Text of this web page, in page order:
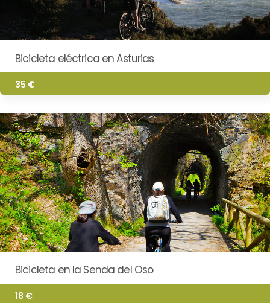
Bicicleta eléctrica en Asturias
35 €
Bicicleta en la Senda del Oso
18 €